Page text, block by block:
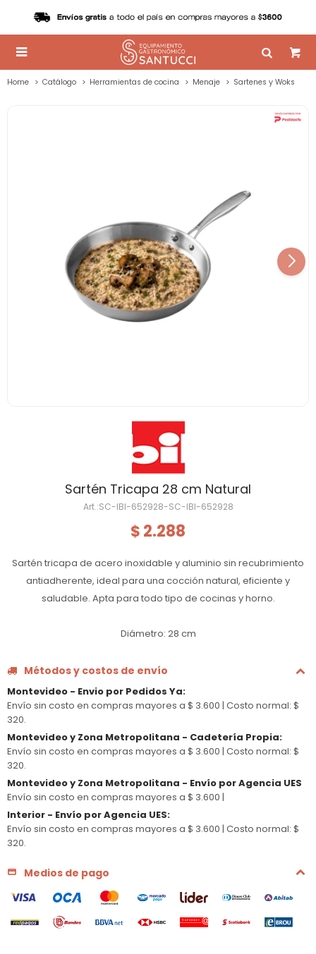

Home Catálogo Herramientas de cocina Menaje Sartenes y Woks
Sartén Tricapa 28 cm Natural
SC-IBI-652928-SC-IBI-652928
$ 2.288
Sartén tricapa de acero inoxidable y aluminio sin recubrimiento
antiadherente, ideal para una cocción natural, eficiente y
saludable. Apta para todo tipo de cocinas y horno.
Diámetro: 28 cm
Métodos y costos de envío
Montevideo - Envio por Pedidos Ya:
Envío sin costo en compras mayores a $ 3.600 | Costo normal: $
320.
Montevideo y Zona Metropolitana - Cadetería Propia:
Envío sin costo en compras mayores a $ 3.600 | Costo normal: $
320.
Montevideo y Zona Metropolitana - Envío por Agencia UES
Envío sin costo en compras mayores a $ 3.600 |
Interior - Envío por Agencia UES:
Envío sin costo en compras mayores a $ 3.600 | Costo normal: $
320.
Medios de pago